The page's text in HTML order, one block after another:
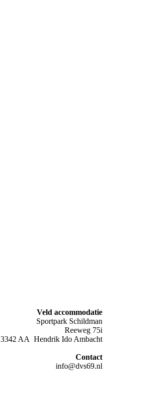
Veld accommodatie
Sportpark Schildman
Reeweg 75i
3342 AA Hendrik Ido Ambacht
Contact
info@dvs69.nl